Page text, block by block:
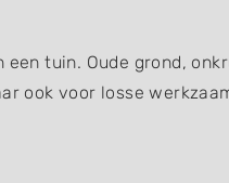
tuin. Oude grond,
ook voor losse